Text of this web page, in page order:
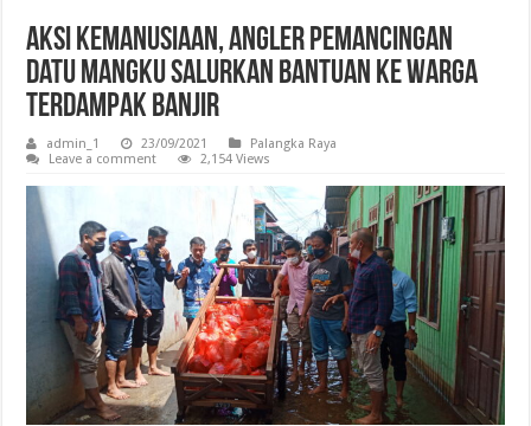
Aksi Kemanusiaan, Angler Pemancingan
Datu Mangku Salurkan Bantuan Ke Warga
Terdampak Banjir
admin_1 23/09/2021
Palangka Raya
Leave a comment
2,154 Views